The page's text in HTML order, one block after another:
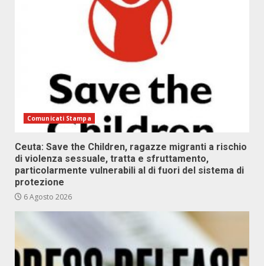
Comunicati Stampa
Ceuta: Save the Children, ragazze migranti a rischio
di violenza sessuale, tratta e sfruttamento,
particolarmente vulnerabili al di fuori del sistema di
protezione
6 Agosto 2026